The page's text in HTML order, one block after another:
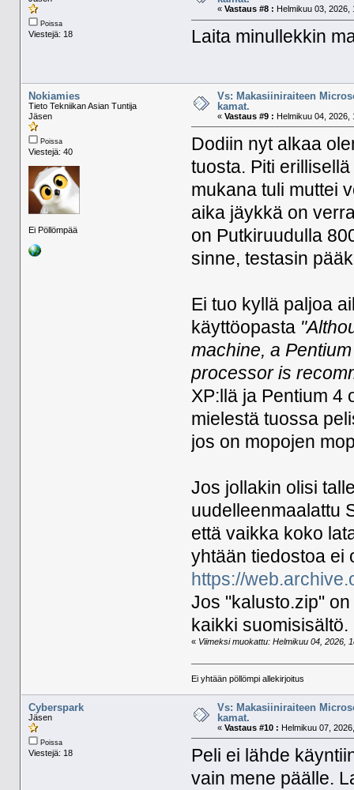
Poissa
Viestejä: 18
« Vastaus #8 : Helmikuu 03, 2026,
Laita minullekkin
Nokiamies
Tieto Tekniikan Asian Tuntija
Jäsen
Poissa
Viestejä: 40
Ei Pöllömpää
Vs: Makasiiniraiteen
kamat.
« Vastaus #9 : Helmikuu 04, 2026,
Dodiin nyt alkaa
tuosta. Piti
mukana tuli muttei
aika jäykkä on
on Putkiruudulla
sinne, testasin
Ei tuo kyllä paljoa
käyttöopasta
machine, a
processor is
XP:llä ja Pentium
mielestä tuossa
jos on mopojen
Jos jollakin olisi
uudelleenmaalattu
että vaikka koko
yhtään tiedostoa ei
https://
Jos "kalusto.zip"
kaikki suomisisältö.
« Viimeksi muokattu: Helmikuu 04, 2026,
Ei yhtään pöllömpi allekirjoitus
Cyberspark
Jäsen
Poissa
Viestejä: 18
Vs: Makasiiniraiteen
kamat.
« Vastaus #10 : Helmikuu 07,
Peli ei lähde
vain mene päälle.